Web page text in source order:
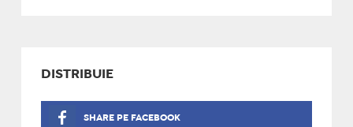
DISTRIBUIE
SHARE PE FACEBOOK